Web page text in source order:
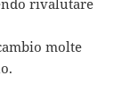
rivalutare
molte